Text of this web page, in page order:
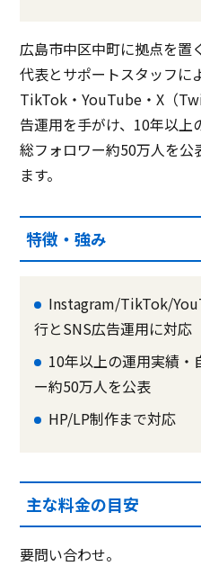
広島市中区中町に拠点を置
代表とサポートスタッフに
TikTok・YouTube・X（
告運用を手がけ、10年以上
総フォロワー約50万人を公
ます。
特徴・強み
Instagram/TikTok/
行とSNS広告運用に対応
10年以上の運用実績・
ー約50万人を公表
HP/LP制作まで対応
主な料金の目安
要問い合わせ。